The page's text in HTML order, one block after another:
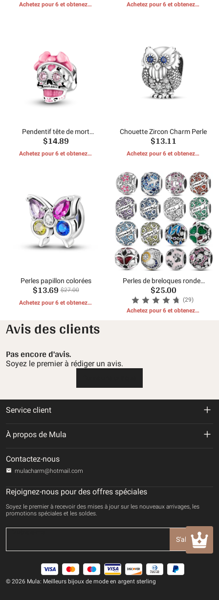
Achetez pour 6 et obtenez 1
Achetez pour 6 et obtenez 1
Pendentif tête de mort
Halloween Sally Jack
$14.89
Achetez pour 6 et obtenez 1
Chouette Zircon Charm Perle
$13.11
Achetez pour 6 et obtenez 1
Perles papillon colorées
$13.69 $27.00
Achetez pour 6 et obtenez 1
Perles de breloques rondes
colorées
$25.00
(29)
Achetez pour 6 et obtenez 1
Avis des clients
Pas encore d'avis.
Soyez le premier à rédiger un avis.
Service client
Politique de confidentialité
Conditions d'utilisation
Mode de paiement
À propos de Mula
Suivre votre commande
Contactez-nous
Contactez-nous
mulacharm@hotmail.com
Rejoignez-nous pour des offres spéciales
Soyez le premier à recevoir des mises à jour sur les nouveaux arrivages, les
promotions spéciales et les soldes.
S'abonner
© 2026 Mula: Meilleurs bijoux de mode en argent sterling